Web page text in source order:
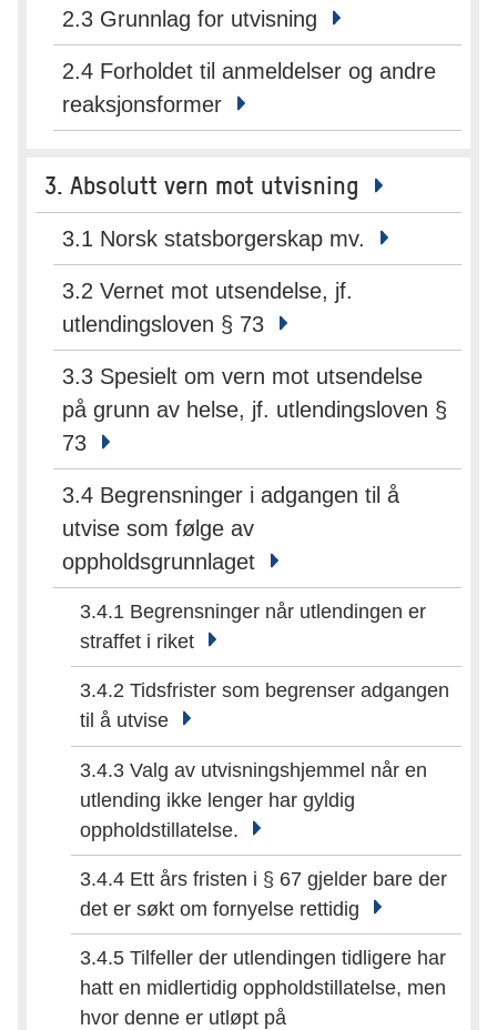
2.3 Grunnlag for utvisning
2.4 Forholdet til anmeldelser og andre
reaksjonsformer
3. Absolutt vern mot utvisning
3.1 Norsk statsborgerskap mv.
3.2 Vernet mot utsendelse, jf.
utlendingsloven § 73
3.3 Spesielt om vern mot utsendelse
på grunn av helse, jf. utlendingsloven §
73
3.4 Begrensninger i adgangen til å
utvise som følge av
oppholdsgrunnlaget
3.4.1 Begrensninger når utlendingen er
straffet i riket
3.4.2 Tidsfrister som begrenser adgangen
til å utvise
3.4.3 Valg av utvisningshjemmel når en
utlending ikke lenger har gyldig
oppholdstillatelse.
3.4.4 Ett års fristen i § 67 gjelder bare der
det er søkt om fornyelse rettidig
3.4.5 Tilfeller der utlendingen tidligere har
hatt en midlertidig oppholdstillatelse, men
hvor denne er utløpt på